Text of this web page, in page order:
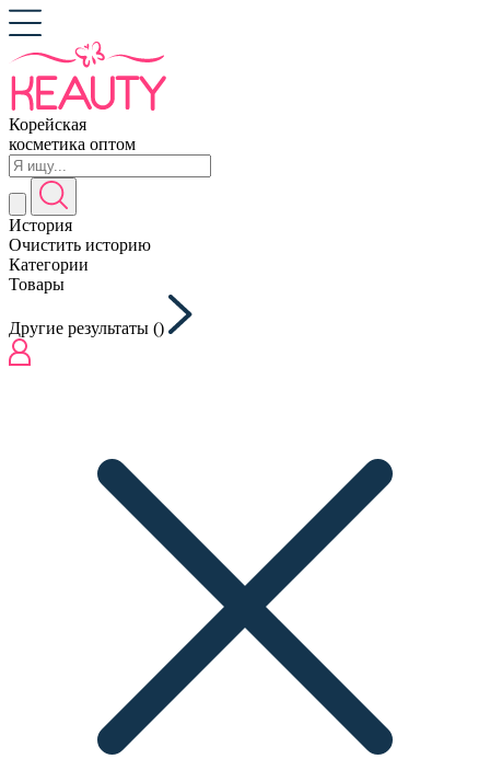
Корейская
косметика оптом
История
Очистить историю
Категории
Товары
Другие результаты ()